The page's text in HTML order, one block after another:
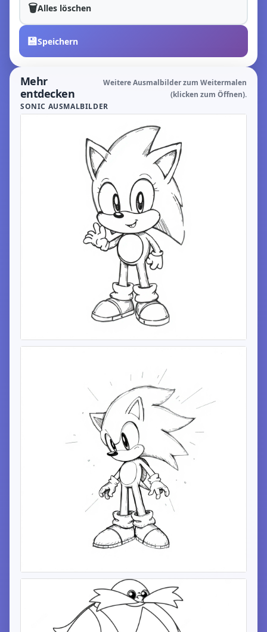
🗑️Alles löschen
💾Speichern
Mehr
entdecken
Weitere Ausmalbilder zum Weitermalen
(klicken zum Öffnen).
SONIC AUSMALBILDER